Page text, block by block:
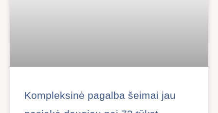
Kompleksinė pagalba šeimai jau